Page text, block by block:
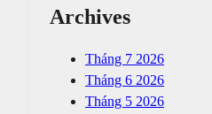
Archives
Tháng 7 2026
Tháng 6 2026
Tháng 5 2026